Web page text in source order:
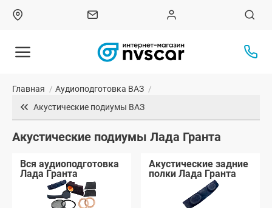
Главная / Аудиоподготовка ВАЗ /
Акустические подиумы ВАЗ
Акустические подиумы Лада Гранта
Вся аудиоподготовка
Лада Гранта
Акустические задние
полки Лада Гранта